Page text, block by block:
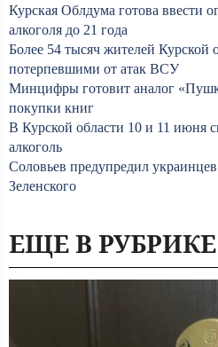
Курская Облдума готова ввести
алкоголя до 21 года
Более 54 тысяч жителей Курской
потерпевшими от атак ВСУ
Минцифры готовит аналог
покупки книг
В Курской области 10 и 11 июня
алкоголь
Соловьев предупредил
Зеленского
ЕЩЕ В РУБРИКЕ